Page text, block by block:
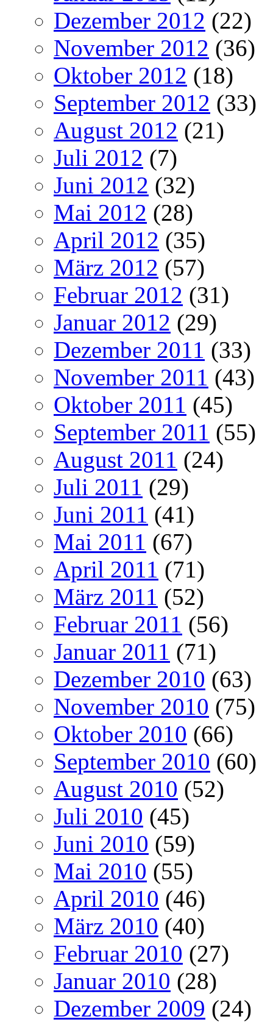
Dezember 2012 (22)
November 2012 (36)
Oktober 2012 (18)
September 2012 (33)
August 2012 (21)
Juli 2012 (7)
Juni 2012 (32)
Mai 2012 (28)
April 2012 (35)
März 2012 (57)
Februar 2012 (31)
Januar 2012 (29)
Dezember 2011 (33)
November 2011 (43)
Oktober 2011 (45)
September 2011 (55)
August 2011 (24)
Juli 2011 (29)
Juni 2011 (41)
Mai 2011 (67)
April 2011 (71)
März 2011 (52)
Februar 2011 (56)
Januar 2011 (71)
Dezember 2010 (63)
November 2010 (75)
Oktober 2010 (66)
September 2010 (60)
August 2010 (52)
Juli 2010 (45)
Juni 2010 (59)
Mai 2010 (55)
April 2010 (46)
März 2010 (40)
Februar 2010 (27)
Januar 2010 (28)
Dezember 2009 (24)